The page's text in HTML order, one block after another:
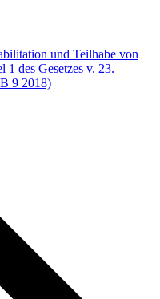
und Teilhabe von
des Gesetzes v. 23.
9 2018)